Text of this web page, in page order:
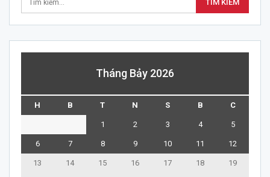
Tháng Bảy 2026
H B T N S B C
1 2 3 4 5
6 7 8 9 10 11 12
13 14 15 16 17 18 19